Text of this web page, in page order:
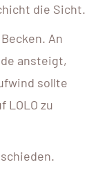
die Sicht.
An
ansteigt,
sollte
LOLO zu